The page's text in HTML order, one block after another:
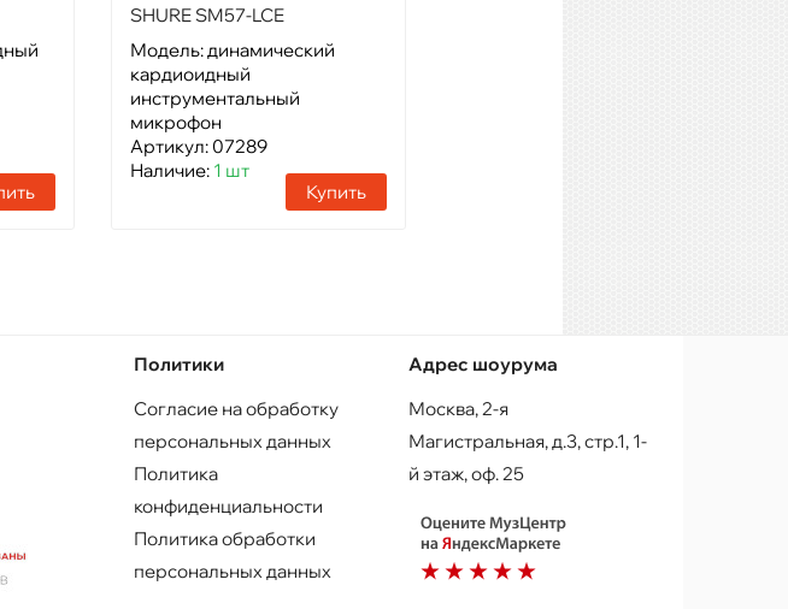
SHURE SM57-LCE
Модель: динамический
кардиоидный
инструментальный
микрофон
Артикул: 07289
Наличие: 1 шт
Купить
Политики
Согласие на обработку
персональных данных
Политика
конфиденциальности
Политика обработки
персональных данных
Адрес шоурума
Москва, 2-я
Магистральная, д.3, стр.1, 1-
й этаж, оф. 25